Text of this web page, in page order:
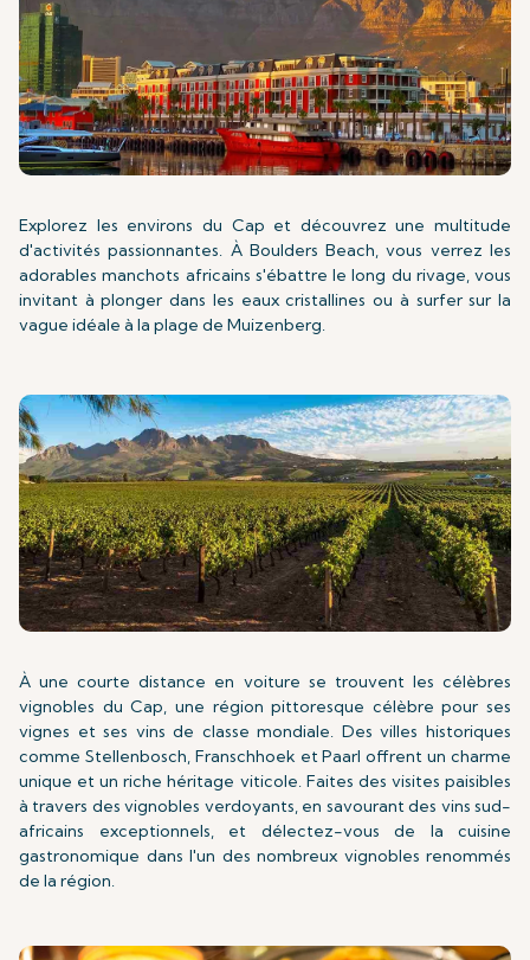
Explorez les environs du Cap et découvrez une multitude
d'activités passionnantes. À Boulders Beach, vous verrez les
adorables manchots africains s'ébattre le long du rivage, vous
invitant à plonger dans les eaux cristallines ou à surfer sur la
vague idéale à la plage de Muizenberg.
À une courte distance en voiture se trouvent les célèbres
vignobles du Cap, une région pittoresque célèbre pour ses
vignes et ses vins de classe mondiale. Des villes historiques
comme Stellenbosch, Franschhoek et Paarl offrent un charme
unique et un riche héritage viticole. Faites des visites paisibles
à travers des vignobles verdoyants, en savourant des vins sud-
africains exceptionnels, et délectez-vous de la cuisine
gastronomique dans l'un des nombreux vignobles renommés
de la région.